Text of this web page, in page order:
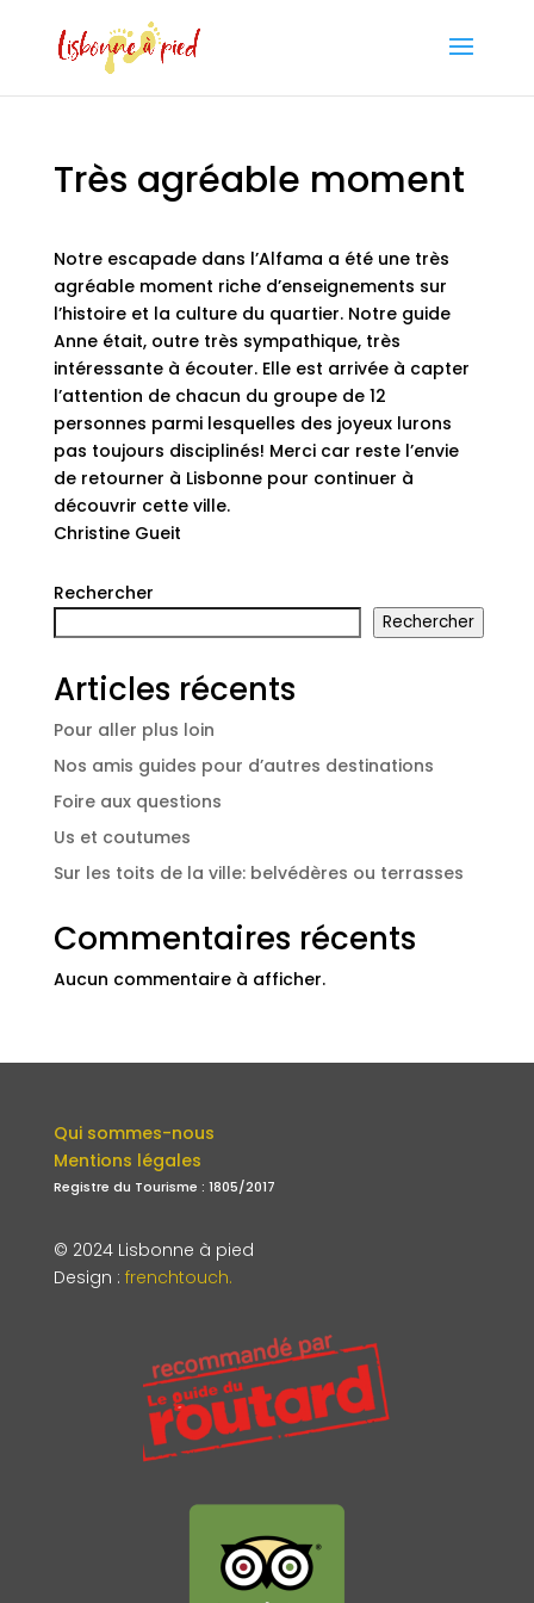
Très agréable moment
Notre escapade dans l’Alfama a été une très
agréable moment riche d’enseignements sur
l’histoire et la culture du quartier. Notre guide
Anne était, outre très sympathique, très
intéressante à écouter. Elle est arrivée à capter
l’attention de chacun du groupe de 12
personnes parmi lesquelles des joyeux lurons
pas toujours disciplinés! Merci car reste l’envie
de retourner à Lisbonne pour continuer à
découvrir cette ville.
Christine Gueit
Rechercher
Rechercher
Articles récents
Pour aller plus loin
Nos amis guides pour d’autres destinations
Foire aux questions
Us et coutumes
Sur les toits de la ville: belvédères ou terrasses
Commentaires récents
Aucun commentaire à afficher.
Qui sommes-nous
Mentions légales
Registre du Tourisme : 1805/2017
© 2024 Lisbonne à pied
Design : frenchtouch.